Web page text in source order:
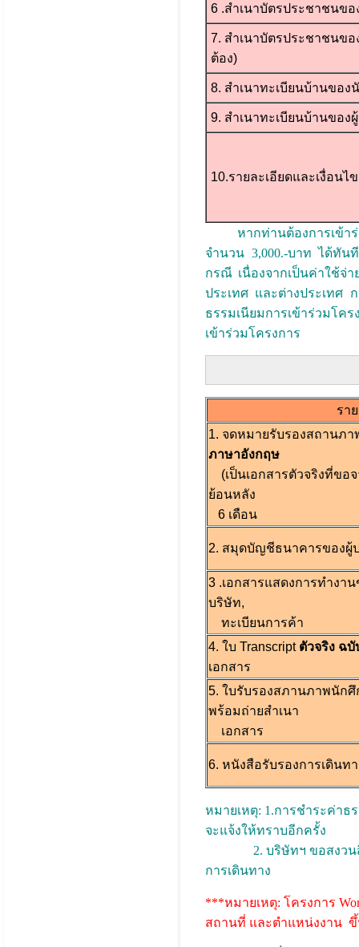
6 .สำเนาบัตรประชาชนข
7. สำเนาบัตรประชาชนข
ต้อง)
8. สำเนาทะเบียนบ้านขอ
9. สำเนาทะเบียนบ้านของ
10.รายละเอียดและเงื่อน
หากท่านต้องการเข้าร่ว
จำนวน 3,000.-บาท ได้ทัน
กรณี เนื่องจากเป็นค่าใช้จ่
ประเทศ และต่างประเทศ
ธรรมเนียมการเข้าร่วมโค
เข้าร่วมโครงการ
รา
1. จดหมายรับรองสถานภ
ภาษาอังกฤษ
(เป็นเอกสารตัวจริงที่ขอ
ย้อนหลัง
6 เดือน
2. สมุดบัญชีธนาคารของผู้
3 .เอกสารแสดงการทำงา
บริษัท,
ทะเบียนการค้า
4. ใบ Transcript ตัวจริง ฉ
เอกสาร
5. ใบรับรองสภานภาพนัก
พร้อมถ่ายสำเนา
เอกสาร
6. หนังสือรับรองการเดินท
หมายเหตุ: 1.การชำระค่า
จะแจ้งให้ทราบอีกครั้ง
2. บริษัทฯ ขอสงวนสิทธิ์
การเดินทาง
***หมายเหตุ: โครงการ
สถานที่ และตำแหน่งงาน ขึ้